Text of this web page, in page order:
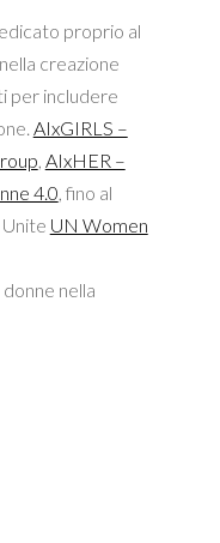
proprio al
creazione
per includere
AIxGIRLS –
, AIxHER –
4.0, fino al
UN Women
nella